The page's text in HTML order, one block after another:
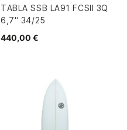
TABLA SSB LA91 FCSII 3Q
6,7" 34/25
440,00 €